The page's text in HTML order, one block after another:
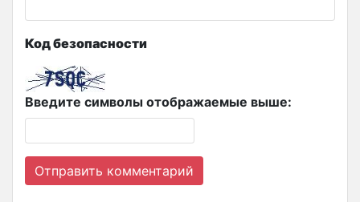
Код безопасности
Введите символы отображаемые выше: